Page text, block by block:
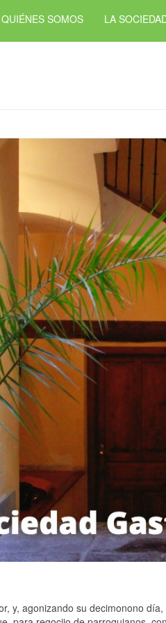
QUIÉNES SOMOS LA
y, agonizando su decimonono